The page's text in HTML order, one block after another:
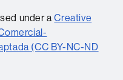
under aCreative
(CC BY-NC-ND